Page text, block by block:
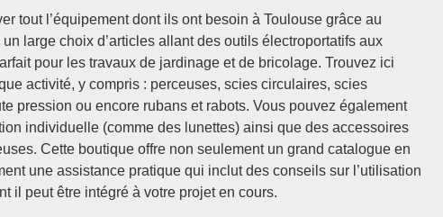
tout l’équipement dont ils ont besoin à Toulouse grâce au
large choix d’articles allant des outils électroportatifs aux
pour les travaux de jardinage et de bricolage. Trouvez ici
activité, y compris : perceuses, scies circulaires, scies
pression ou encore rubans et rabots. Vous pouvez également
individuelle (comme des lunettes) ainsi que des accessoires
Cette boutique offre non seulement un grand catalogue en
une assistance pratique qui inclut des conseils sur l’utilisation
il peut être intégré à votre projet en cours.